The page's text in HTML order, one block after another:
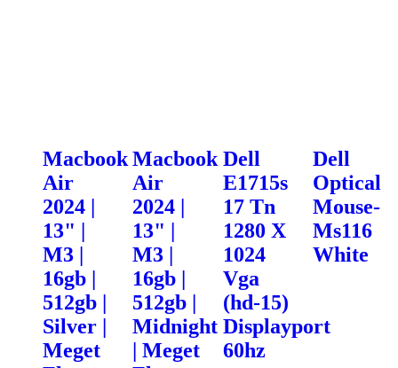
Macbook
Air
2024 |
13" |
M3 |
16gb |
512gb |
Silver |
Meget
Macbook
Air
2024 |
13" |
M3 |
16gb |
512gb |
Midnight
| Meget
Dell
E1715s
17 Tn
1280 X
1024
Vga
(hd-15)
Displayport
60hz
Dell
Optical
Mouse-
Ms116
White